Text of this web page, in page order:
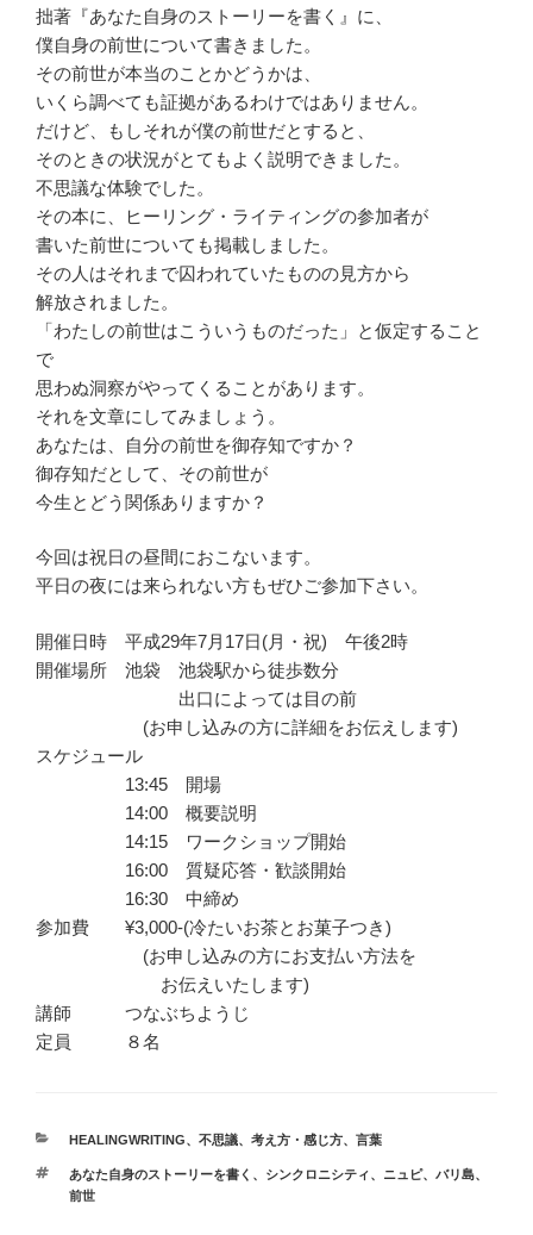
拙著『あなた自身のストーリーを書く』に、
僕自身の前世について書きました。
その前世が本当のことかどうかは、
いくら調べても証拠があるわけではありません。
だけど、もしそれが僕の前世だとすると、
そのときの状況がとてもよく説明できました。
不思議な体験でした。
その本に、ヒーリング・ライティングの参加者が
書いた前世についても掲載しました。
その人はそれまで囚われていたものの見方から
解放されました。
「わたしの前世はこういうものだった」と仮定すること
で
思わぬ洞察がやってくることがあります。
それを文章にしてみましょう。
あなたは、自分の前世を御存知ですか？
御存知だとして、その前世が
今生とどう関係ありますか？
今回は祝日の昼間におこないます。
平日の夜には来られない方もぜひご参加下さい。
開催日時 平成29年7月17日(月・祝) 午後2時
開催場所 池袋 池袋駅から徒歩数分
出口によっては目の前
(お申し込みの方に詳細をお伝えします)
スケジュール
13:45 開場
14:00 概要説明
14:15 ワークショップ開始
16:00 質疑応答・歓談開始
16:30 中締め
参加費 ¥3,000-(冷たいお茶とお菓子つき)
(お申し込みの方にお支払い方法を
お伝えいたします)
講師 つなぶちようじ
定員 ８名
カ
ゴ
リ
HEALINGWRITING、 不思議、 考え方・感じ方、 言葉
タ
グ
あなた自身のストーリーを書く 、 シンクロニシティ、 ニュピ、 バリ島、
前世